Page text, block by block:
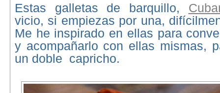
Estas galletas de barquillo,
vicio, si empiezas por una,
Me he inspirado en ellas para
y acompañarlo con ellas mismas,
un doble capricho.